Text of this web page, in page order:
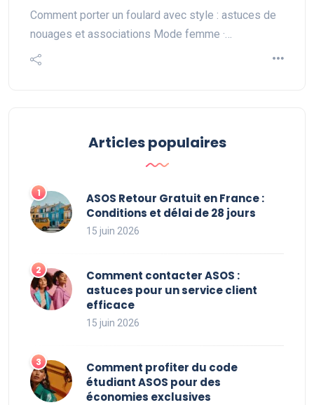
Comment porter un foulard avec style : astuces de
nouages et associations Mode femme ·…
Articles populaires
ASOS Retour Gratuit en France :
Conditions et délai de 28 jours
15 juin 2026
Comment contacter ASOS :
astuces pour un service client
efficace
15 juin 2026
Comment profiter du code
étudiant ASOS pour des
économies exclusives